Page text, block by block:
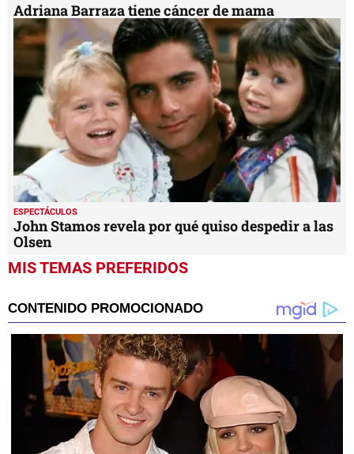
Adriana Barraza tiene cáncer de mama
ESPECTÁCULOS
John Stamos revela por qué quiso despedir a las
Olsen
MIS TEMAS PREFERIDOS